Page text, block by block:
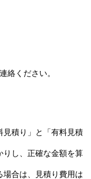
絡ください。
見積り」と「有料見積
りし、正確な金額を算
場合は、見積り費用は